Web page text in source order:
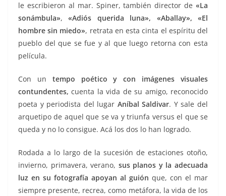
le escribieron al mar. Spiner, también director de «La
sonámbula»,«Adiós querida luna», «Aballay», «El
hombre sin miedo», retrata en esta cinta el espíritu del
pueblo del que se fue y al que luego retorna con esta
película.
Con un tempo poético y con imágenes visuales
contundentes, cuenta la vida de su amigo, reconocido
poeta y periodista del lugar Aníbal Saldivar. Y sale del
arquetipo de aquel que se va y triunfa versus el que se
queda y no lo consigue. Acá los dos lo han logrado.
Rodada a lo largo de la sucesión de estaciones otoño,
invierno, primavera, verano, sus planos y la adecuada
luz en su fotografía apoyan al guión que, con el mar
siempre presente, recrea, como metáfora, la vida de los